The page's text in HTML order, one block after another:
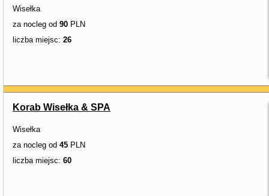
Wisełka
za nocleg od 90 PLN
liczba miejsc: 26
Korab Wisełka & SPA
Wisełka
za nocleg od 45 PLN
liczba miejsc: 60